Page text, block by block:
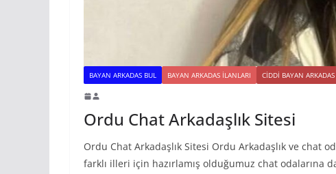
BAYAN ARKADAS BUL BAYAN ARKADAS ILANLARI CIDDI BAYAN ARKADAS
Ordu Chat Arkadaşlık Sitesi
Ordu Chat Arkadaşlık Sitesi Ordu Arkadaşlık ve chat
farklı illeri için hazırlamış olduğumuz chat odalarına